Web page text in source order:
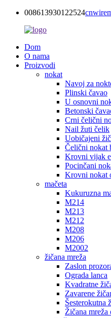
008613930122524
Dom
O nama
Proizvodi
nokat
Navoj za
Plinski čavao
U osnovni
Betonski
Crni čelični
Nail žuti čelik
Uobičajeni
Čelični nokat
Krovni vijak
Pocinčani
Krovni nokat
mačeta
Kukuruzna
M214
M213
M212
M208
M206
M2002
žičana mreža
Zaslon
Ograda lanca
Kvadratne
Zavarene
Šesterokutna
Žičana mreža